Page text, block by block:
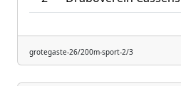
grotegaste-26/200m-sport-2/3